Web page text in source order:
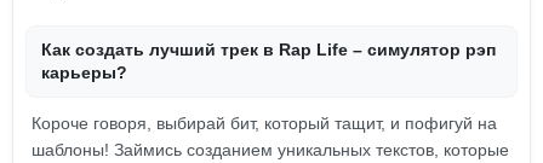
Как создать лучший трек в Rap Life – симулятор рэп
карьеры?
Короче говоря, выбирай бит, который тащит, и пофигуй на
шаблоны! Займись созданием уникальных текстов, которые